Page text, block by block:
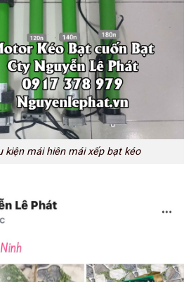
kiện mái hiên mái xếp bạt kéo